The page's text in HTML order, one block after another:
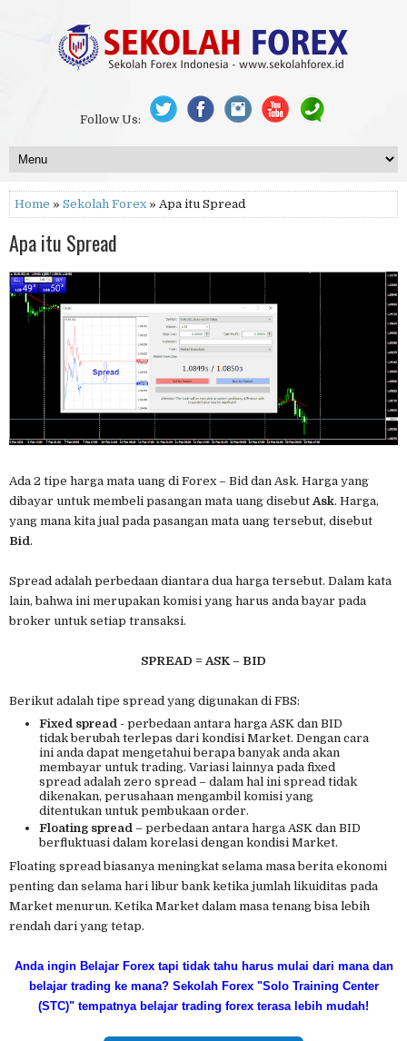
Follow Us:
Home » Sekolah Forex» Apa itu Spread
Apa itu Spread
Ada 2 tipe harga mata uang di Forex – Bid dan Ask. Harga yang
dibayar untuk membeli pasangan mata uang disebut Ask. Harga,
yang mana kita jual pada pasangan mata uang tersebut, disebut
Bid.
Spread adalah perbedaan diantara dua harga tersebut. Dalam kata
lain, bahwa ini merupakan komisi yang harus anda bayar pada
broker untuk setiap transaksi.
SPREAD = ASK – BID
Berikut adalah tipe spread yang digunakan di FBS:
Fixed spread- perbedaan antara harga ASK dan BID
tidak berubah terlepas dari kondisi Market. Dengan cara
ini anda dapat mengetahui berapa banyak anda akan
membayar untuk trading. Variasi lainnya pada fixed
spread adalah zero spread – dalam hal ini spread tidak
dikenakan, perusahaan mengambil komisi yang
ditentukan untuk pembukaan order.
Floating spread– perbedaan antara harga ASK dan BID
berfluktuasi dalam korelasi dengan kondisi Market.
Floating spread biasanya meningkat selama masa berita ekonomi
penting dan selama hari libur bank ketika jumlah likuiditas pada
Market menurun. Ketika Market dalam masa tenang bisa lebih
rendah dari yang tetap.
Anda ingin Belajar Forex tapi tidak tahu harus mulai dari mana dan
belajar trading ke mana? Sekolah Forex "Solo Training Center
(STC)" tempatnya belajar trading forex terasa lebih mudah!